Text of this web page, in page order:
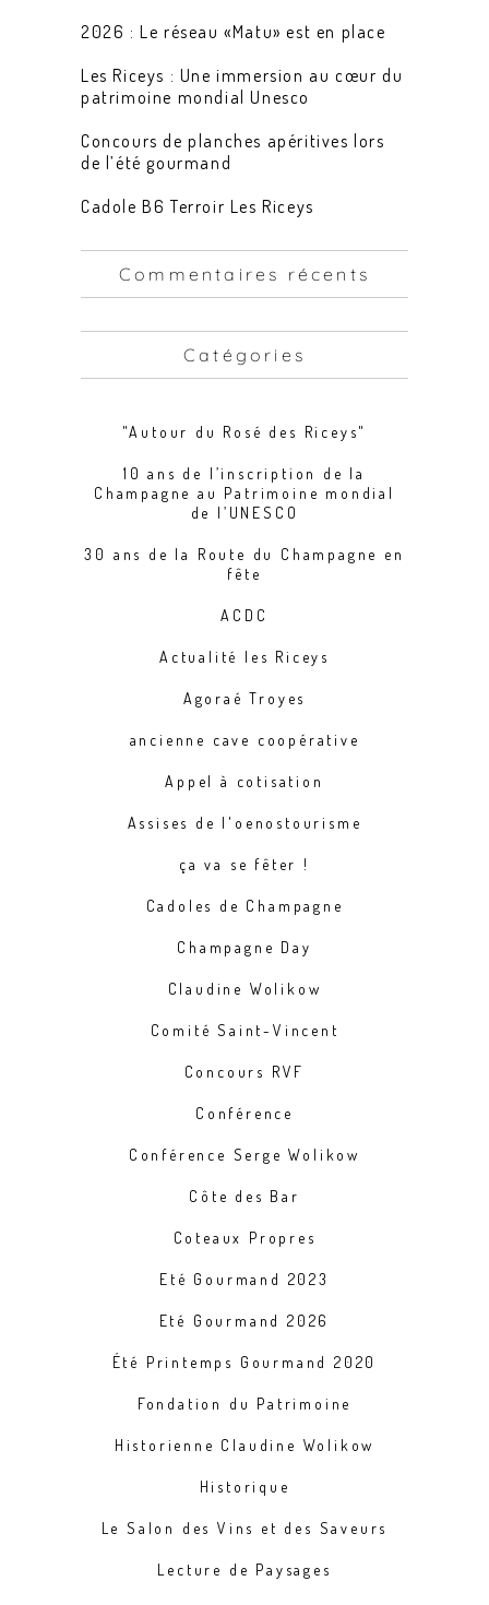
2026 : Le réseau «Matu» est en place
Les Riceys : Une immersion au cœur du
patrimoine mondial Unesco
Concours de planches apéritives lors
de l’été gourmand
Cadole B6 Terroir Les Riceys
Commentaires récents
Catégories
"Autour du Rosé des Riceys"
10 ans de l’inscription de la
Champagne au Patrimoine mondial
de l’UNESCO
30 ans de la Route du Champagne en
fête
ACDC
Actualité les Riceys
Agoraé Troyes
ancienne cave coopérative
Appel à cotisation
Assises de l'oenostourisme
ça va se fêter !
Cadoles de Champagne
Champagne Day
Claudine Wolikow
Comité Saint-Vincent
Concours RVF
Conférence
Conférence Serge Wolikow
Côte des Bar
Coteaux Propres
Eté Gourmand 2023
Eté Gourmand 2026
Été Printemps Gourmand 2020
Fondation du Patrimoine
Historienne Claudine Wolikow
Historique
Le Salon des Vins et des Saveurs
Lecture de Paysages